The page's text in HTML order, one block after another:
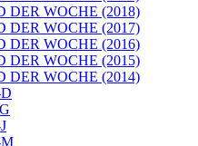
DER WOCHE (2018)
DER WOCHE (2017)
DER WOCHE (2016)
DER WOCHE (2015)
DER WOCHE (2014)